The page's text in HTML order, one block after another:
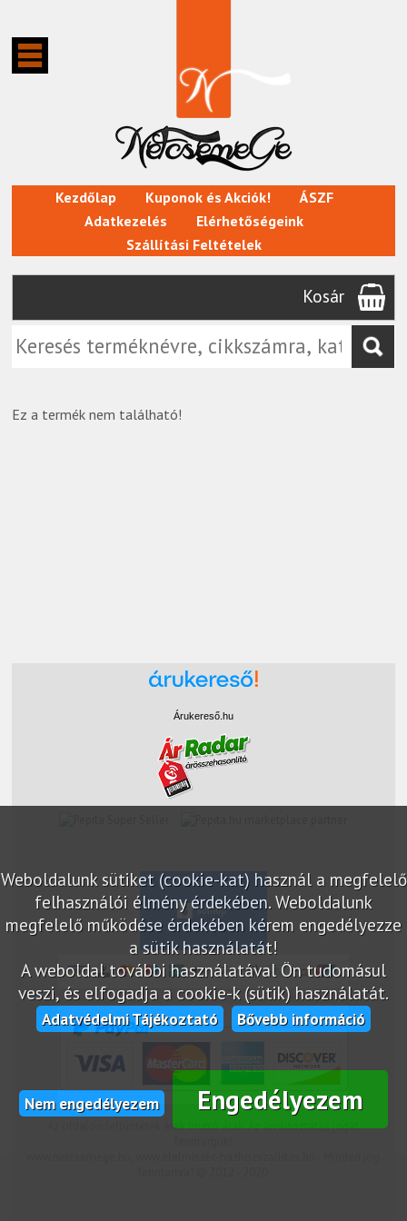
Kezdőlap Kuponok és Akciók!
ÁSZF
Adatkezelés
Elérhetőségeink
Szállítási Feltételek
Kosár
Ez a termék nem található!
Weboldalunk sütiket (cookie-kat) használ a megfelelő
felhasználói élmény érdekében. Weboldalunk
megfelelő működése érdekében kérem engedélyezze
a sütik használatát!
A weboldal további használatával Ön tudomásul
veszi, és elfogadja a cookie-k (sütik) használatát.
Adatvédelmi Tájékoztató Bővebb információ
Nem engedélyezem Engedélyezem
Árukereső.hu
Az oldalon feltüntetek árak bruttó árak. Az árváltoztatás jogát